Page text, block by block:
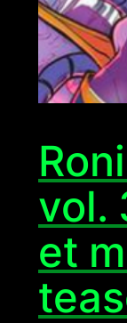
vol.
et